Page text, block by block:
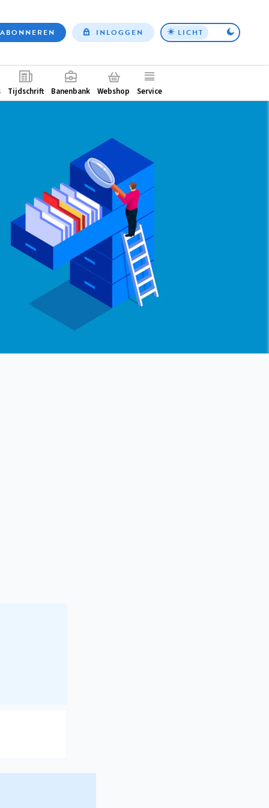
Top
ABONNEREN INLOGGEN LICHT
Tijdschrift Banenbank Webshop Service